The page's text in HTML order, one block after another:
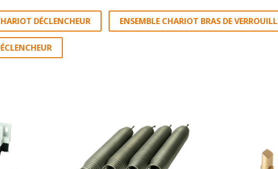
DÉCLENCHEUR ENSEMBLE CHARIOT BRAS DE